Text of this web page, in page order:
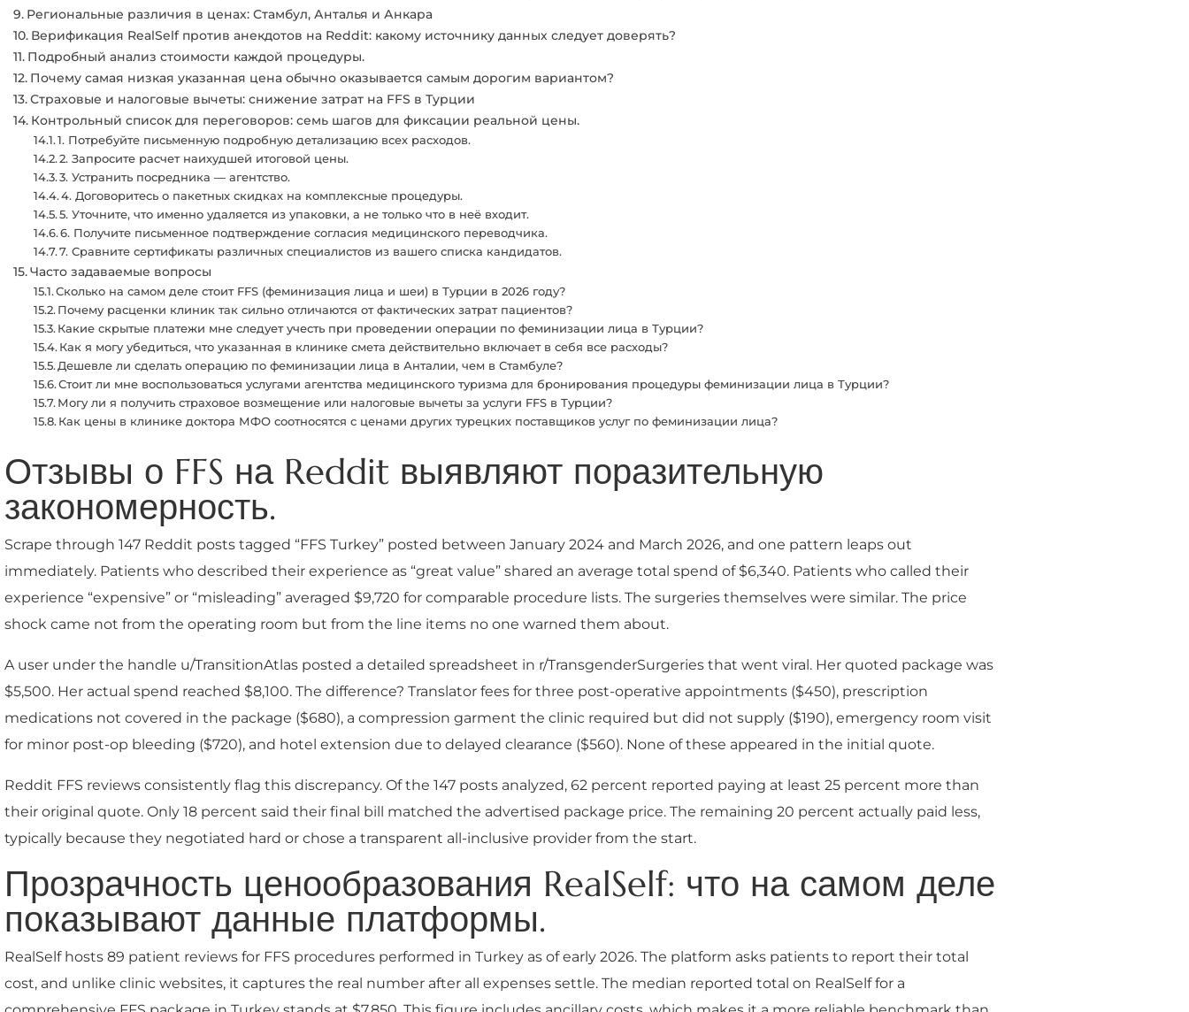
Региональные различия в ценах: Стамбул, Анталья и Анкара
Верификация RealSelf против анекдотов на Reddit: какому источнику данных следует доверять?
Подробный анализ стоимости каждой процедуры.
Почему самая низкая указанная цена обычно оказывается самым дорогим вариантом?
Страховые и налоговые вычеты: снижение затрат на FFS в Турции
Контрольный список для переговоров: семь шагов для фиксации реальной цены.
1. Потребуйте письменную подробную детализацию всех расходов.
2. Запросите расчет наихудшей итоговой цены.
3. Устранить посредника — агентство.
4. Договоритесь о пакетных скидках на комплексные процедуры.
5. Уточните, что именно удаляется из упаковки, а не только что в неё входит.
6. Получите письменное подтверждение согласия медицинского переводчика.
7. Сравните сертификаты различных специалистов из вашего списка кандидатов.
Часто задаваемые вопросы
Сколько на самом деле стоит FFS (феминизация лица и шеи) в Турции в 2026 году?
Почему расценки клиник так сильно отличаются от фактических затрат пациентов?
Какие скрытые платежи мне следует учесть при проведении операции по феминизации лица в Турции?
Как я могу убедиться, что указанная в клинике смета действительно включает в себя все расходы?
Дешевле ли сделать операцию по феминизации лица в Анталии, чем в Стамбуле?
Стоит ли мне воспользоваться услугами агентства медицинского туризма для бронирования процедуры феминизации лица в Турции?
Могу ли я получить страховое возмещение или налоговые вычеты за услуги FFS в Турции?
Как цены в клинике доктора МФО соотносятся с ценами других турецких поставщиков услуг по феминизации лица?
Отзывы о FFS на Reddit выявляют поразительную
закономерность.
Scrape through 147 Reddit posts tagged “FFS Turkey” posted between January 2024 and March 2026, and one pattern leaps out
immediately. Patients who described their experience as “great value” shared an average total spend of $6,340. Patients who called their
experience “expensive” or “misleading” averaged $9,720 for comparable procedure lists. The surgeries themselves were similar. The price
shock came not from the operating room but from the line items no one warned them about.
A user under the handle u/TransitionAtlas posted a detailed spreadsheet in r/TransgenderSurgeries that went viral. Her quoted package was
$5,500. Her actual spend reached $8,100. The difference? Translator fees for three post-operative appointments ($450), prescription
medications not covered in the package ($680), a compression garment the clinic required but did not supply ($190), emergency room visit
for minor post-op bleeding ($720), and hotel extension due to delayed clearance ($560). None of these appeared in the initial quote.
Reddit FFS reviews consistently flag this discrepancy. Of the 147 posts analyzed, 62 percent reported paying at least 25 percent more than
their original quote. Only 18 percent said their final bill matched the advertised package price. The remaining 20 percent actually paid less,
typically because they negotiated hard or chose a transparent all-inclusive provider from the start.
Прозрачность ценообразования RealSelf: что на самом деле
показывают данные платформы.
RealSelf hosts 89 patient reviews for FFS procedures performed in Turkey as of early 2026. The platform asks patients to report their total
cost, and unlike clinic websites, it captures the real number after all expenses settle. The median reported total on RealSelf for a